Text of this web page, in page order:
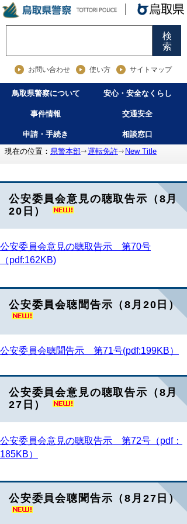
検
索
お問い合わせ 使い方 サイトマップ
鳥取県警察について 安心・安全なくらし
事件情報 交通安全
申請・手続き
相談窓口
現在の位置： 県警本部 運転免許 New Title
公安委員会意見の聴取告示（8月
20日）
公安委員会意見の聴取告示 第70号
（pdf:162KB)
公安委員会聴聞告示（8月20日）
公安委員会聴聞告示 第71号(pdf:199KB）
公安委員会意見の聴取告示（8月
27日）
公安委員会意見の聴取告示 第72号（pdf：
185KB）
公安委員会聴聞告示（8月27日）